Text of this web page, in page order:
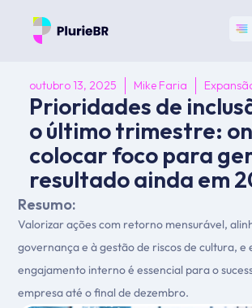
outubro 13, 2025 Mike Faria
Prioridades de
o último trimestre:
colocar foco para
resultado ainda em
Resumo:
Valorizar ações com retorno mensurável,
governança e à gestão de riscos de cultura, e
engajamento interno é essencial para o
empresa até o final de dezembro.